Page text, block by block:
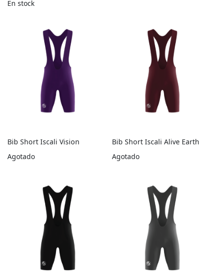
En stock
Bib Short Iscali Vision
Agotado
Bib Short Iscali Alive Earth
Agotado